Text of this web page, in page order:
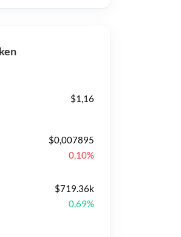
$1,16
$0,007895
0,10%
$719.36k
0,69%